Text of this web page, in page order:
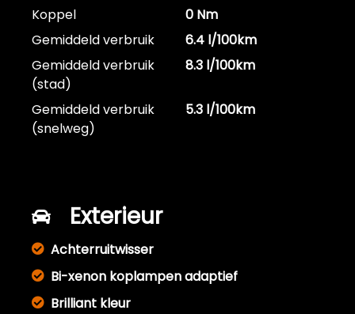
Koppel
0 Nm
Gemiddeld verbruik
6.4 l/100km
Gemiddeld verbruik
(stad)
8.3 l/100km
Gemiddeld verbruik
(snelweg)
5.3 l/100km
Exterieur
Achterruitwisser
Bi-xenon koplampen adaptief
Brilliant kleur